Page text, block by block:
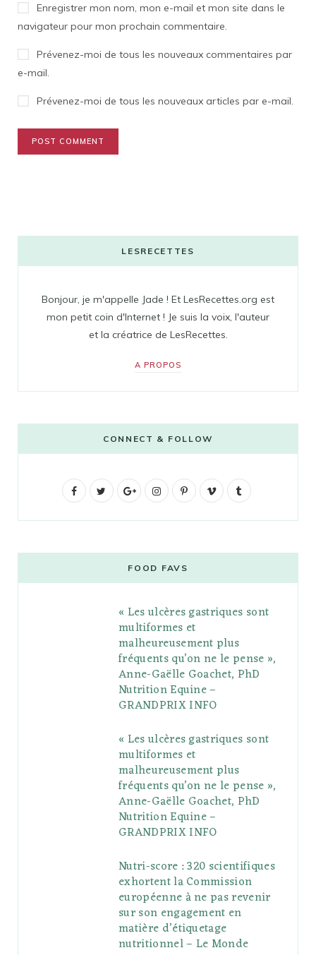
Enregistrer mon nom, mon e-mail et mon site dans le
navigateur pour mon prochain commentaire.
Prévenez-moi de tous les nouveaux commentaires par
e-mail.
Prévenez-moi de tous les nouveaux articles par e-mail.
LESRECETTES
Bonjour, je m'appelle Jade ! Et LesRecettes.org est
mon petit coin d'Internet ! Je suis la voix, l'auteur
et la créatrice de LesRecettes.
A PROPOS
CONNECT & FOLLOW
F
b
t
G
g
l
e
P
l
s
I
t
a
g
r
a
m
P
e
r
e
s
V
o
l
r
FOOD FAVS
« Les ulcères gastriques sont
multiformes et
malheureusement plus
fréquents qu’on ne le pense »,
Anne-Gaëlle Goachet, PhD
Nutrition Equine –
GRANDPRIX INFO
« Les ulcères gastriques sont
multiformes et
malheureusement plus
fréquents qu’on ne le pense »,
Anne-Gaëlle Goachet, PhD
Nutrition Equine –
GRANDPRIX INFO
Nutri-score : 320 scientifiques
exhortent la Commission
européenne à ne pas revenir
sur son engagement en
matière d’étiquetage
nutritionnel – Le Monde